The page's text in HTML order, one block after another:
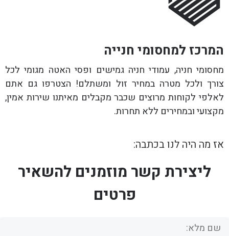
המרכז למחסומי חנייה
מחסומי חניה, עמודי חניה גמישים ופסי האטה מגומי לכל
צורך ולכל מטרה במחיר זול ומשתלם! הצטרפו גם אתם
לאלפי לקוחות מרוצים שכבר מקבלים מאיתנו שירות אמין,
מקצועי ובמחירים ללא תחרות.
אז מה היה לנו בכתבה:
ליצירת קשר מוזמנים להשאיר
פרטים